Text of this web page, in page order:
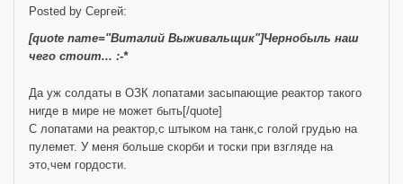
Posted by Сергей:
[quote name="Виталий Выживальщик"]Чернобыль наш
чего стоит... :-*
Да уж солдаты в ОЗК лопатами засыпающие реактор такого
нигде в мире не может быть[/quote]
С лопатами на реактор,с штыком на танк,с голой грудью на
пулемет. У меня больше скорби и тоски при взгляде на
это,чем гордости.